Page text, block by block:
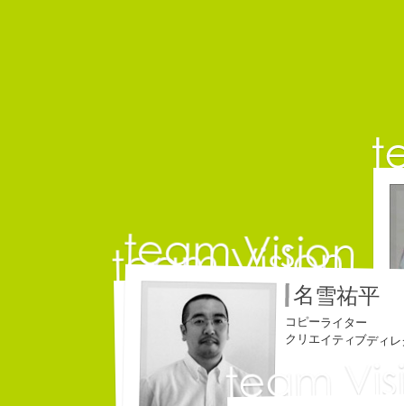
佐藤延夫
コピーライター
長
名雪祐平
コピーライター
クリエイティブディ